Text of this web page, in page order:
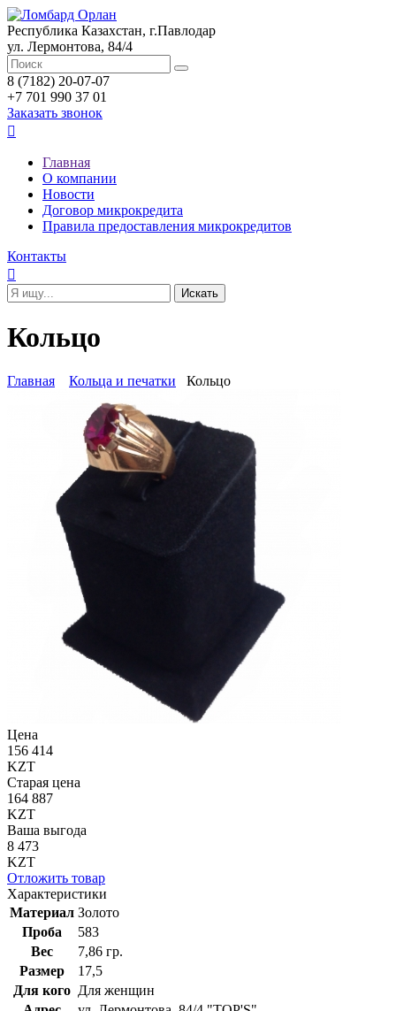
Республика Казахстан, г.Павлодар
ул. Лермонтова, 84/4
8 (7182) 20-07-07
+7 701 990 37 01
Заказать звонок

Главная
О компании
Новости
Договор микрокредита
Правила предоставления микрокредитов
Контакты

Кольцо
Главная Кольца и печатки Кольцо
Цена
156 414
KZT
Старая цена
164 887
KZT
Ваша выгода
8 473
KZT
Отложить товар
Характеристики
Материал Золото
Проба
583
Вес
7,86 гр.
Размер
17,5
Для кого Для женщин